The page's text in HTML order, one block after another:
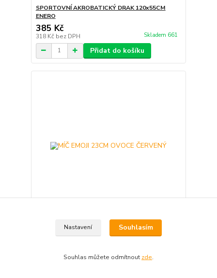
SPORTOVNÍ AKROBATICKÝ DRAK 120x55CM
ENERO
385 Kč
318 Kč bez DPH Skladem 661
Přidat do košíku
MÍČ EMOJI 23CM OVOCE ČERVENÝ
392 Kč
Přidat do košíku
Nastavení Souhlasím
Souhlas můžete odmítnout zde.